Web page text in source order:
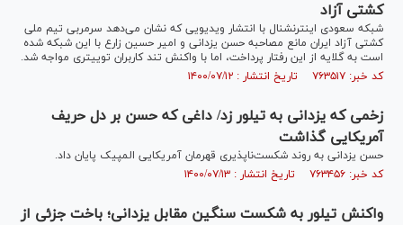
کشتی آزاد
شبکه سعودی اینترنشنال با انتشار ویدیویی که نشان می‌دهد سرمربی تیم ملی
کشتی آزاد ایران مانع مصاحبه حسن یزدانی و امیر حسین زارع با این شبکه شده
است به گلایه از این رفتار پرداخت، اما با واکنش تند کاربران توییتری مواجه شد.
کد خبر: ۷۶۳۵۱۷ تاریخ انتشار : ۱۴۰۰/۰۷/۱۲
زخمی که یزدانی به تیلور زد/ داغی که حسن بر دل حریف
آمریکایی گذاشت
حسن یزدانی به روند شکست‌ناپذیری قهرمان آمریکایی المپیک پایان داد.
کد خبر: ۷۶۳۴۵۶ تاریخ انتشار : ۱۴۰۰/۰۷/۱۳
واکنش تیلور به شکست سنگین مقابل یزدانی؛ باخت جزئی از